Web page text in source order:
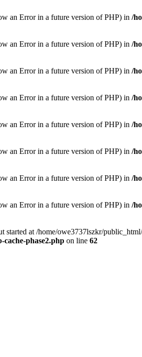
an Error in a future version of PHP) in /
an Error in a future version of PHP) in /
an Error in a future version of PHP) in /
an Error in a future version of PHP) in /
an Error in a future version of PHP) in /
an Error in a future version of PHP) in /
an Error in a future version of PHP) in /
an Error in a future version of PHP) in /
started at /home/owe3737lszkr/
phase2.php on line 62